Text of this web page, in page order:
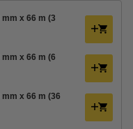
x 66 m (3
x 66 m (6
x 66 m (36